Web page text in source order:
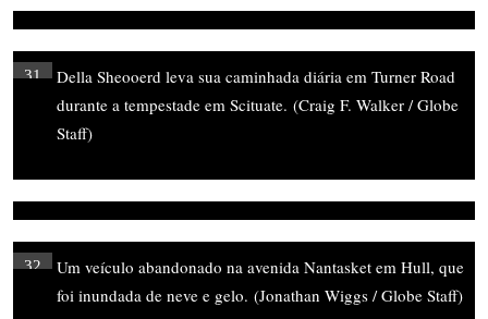
31
Della Sheooerd leva sua caminhada diária em Turner Road
durante a tempestade em Scituate. (Craig F. Walker / Globe
Staff)
32
Um veículo abandonado na avenida Nantasket em Hull, que
foi inundada de neve e gelo. (Jonathan Wiggs / Globe Staff)